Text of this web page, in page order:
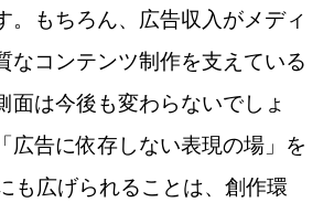
。もちろん、広告収入がメディ
なコンテンツ制作を支えている
面は今後も変わらないでしょ
広告に依存しない表現の場」を
も広げられることは、創作環